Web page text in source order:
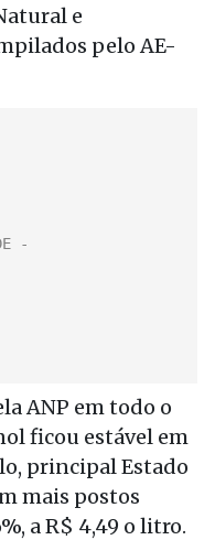
e
pelo AE-
ANP em todo o
ficou estável em
principal Estado
mais postos
a R$ 4,49 o litro.